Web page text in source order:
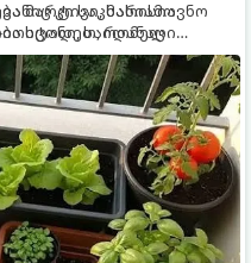
კი საკმარისია
საიდანაც
მწვანილსა და
მარტივი, სასიამოვნო
იცოდეთ, რომელი
ყველაზე კარგად